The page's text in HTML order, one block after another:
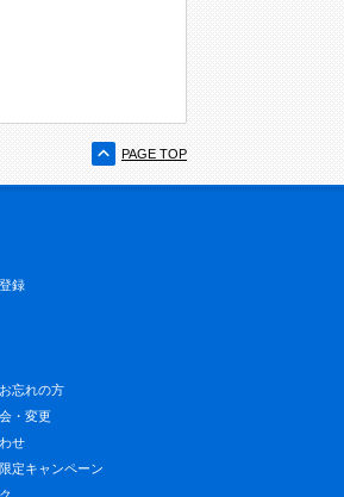
PAGE TOP
録
忘れの方
・変更
せ
定キャンペーン